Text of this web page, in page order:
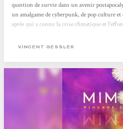
question de survie dans un avenir
un amalgame de cyberpunk, de pop culture
après qui a connu la crise climatique et
Dundee conduire un side-car dans des
Anna. «...
VINCENT GESSLER